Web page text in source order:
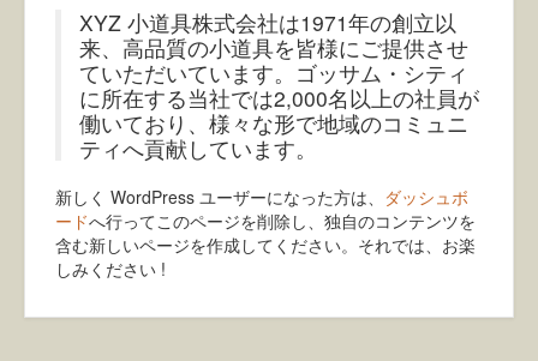
デッキ・バルコニー
全部みる
XYZ 小道具株式会社は1971年の創立以
来、高品質の小道具を皆様にご提供させ
ていただいています。ゴッサム・シティ
に所在する当社では2,000名以上の社員が
働いており、様々な形で地域のコミュニ
ティへ貢献しています。
新しく WordPress ユーザーになった方は、 ダッシュボ
ードへ行ってこのページを削除し、独自のコンテンツを
含む新しいページを作成してください。それでは、お楽
しみください !